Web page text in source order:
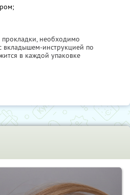
прокладки, необходимо
вкладышем-инструкцией по
в каждой упаковке